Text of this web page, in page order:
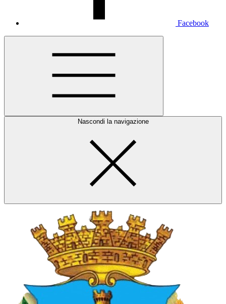
Facebook
Nascondi la navigazione